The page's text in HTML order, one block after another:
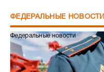
ФЕДЕРАЛЬНЫЕ НОВОСТИ
Федеральные новости